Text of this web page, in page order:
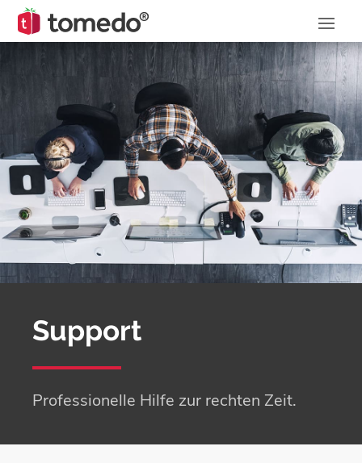
Support
Professionelle Hilfe zur rechten Zeit.